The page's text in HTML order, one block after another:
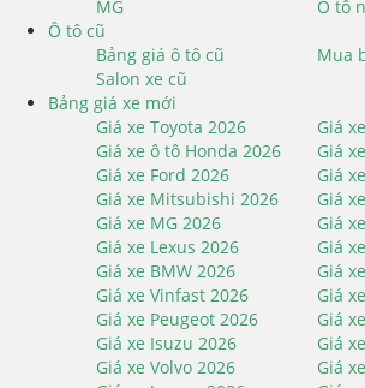
MG
Ô tô
Ô tô cũ
Bảng giá ô tô cũ
Mua
Salon xe cũ
Bảng giá xe mới
Giá xe Toyota 2026
Giá
Giá xe ô tô Honda 2026
Giá
Giá xe Ford 2026
Giá
Giá xe Mitsubishi 2026
Giá
Giá xe MG 2026
Giá
Giá xe Lexus 2026
Giá
Giá xe BMW 2026
Giá
Giá xe Vinfast 2026
Giá
Giá xe Peugeot 2026
Giá
Giá xe Isuzu 2026
Giá
Giá xe Volvo 2026
Giá